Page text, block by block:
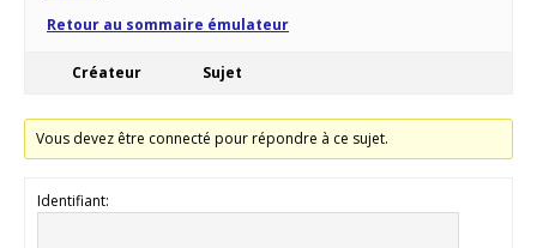
Retour au sommaire émulateur
Créateur Sujet
Vous devez être connecté pour répondre à ce sujet.
Identifiant: